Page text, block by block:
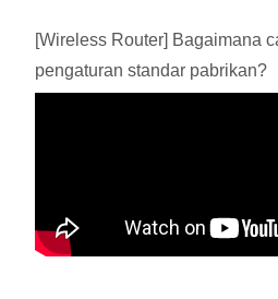
[Wireless Router] Bagaimana
pengaturan standar pabrikan?